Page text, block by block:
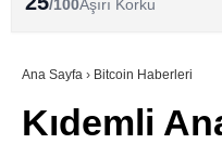
SÖZLÜK
/100Aşırı Korku
Ana Sayfa › Bitcoin Haberleri
Kıdemli